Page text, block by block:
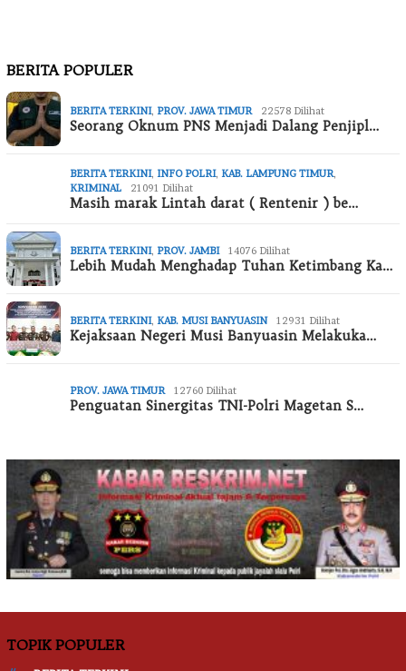
BERITA POPULER
BERITA TERKINI, PROV. JAWA TIMUR 22578 Dilihat
Seorang Oknum PNS Menjadi Dalang Penjipl…
BERITA TERKINI, INFO POLRI, KAB. LAMPUNG TIMUR,
KRIMINAL
21091 Dilihat
Masih marak Lintah darat ( Rentenir ) be…
BERITA TERKINI, PROV. JAMBI 14076 Dilihat
Lebih Mudah Menghadap Tuhan Ketimbang Ka…
BERITA TERKINI, KAB. MUSI BANYUASIN 12931 Dilihat
Kejaksaan Negeri Musi Banyuasin Melakuka…
PROV. JAWA TIMUR 12760 Dilihat
Penguatan Sinergitas TNI-Polri Magetan S…
TOPIK POPULER